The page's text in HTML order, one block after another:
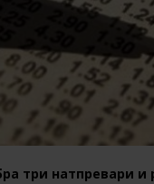
три натпревари